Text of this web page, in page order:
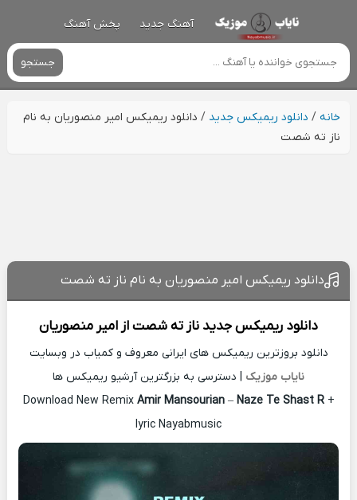
آهنگ جدید پخش آهنگ
جستجو
خانه/ دانلود ریمیکس جدید / دانلود ریمیکس امیر منصوریان به نام
ناز ته شصت
دانلود ریمیکس امیر منصوریان به نام ناز ته شصت
دانلود ریمیکس جدید ناز ته شصت ازامیر منصوریان
دانلود بروزترین ریمیکس های ایرانی معروف و کمیاب در وبسایت
نایاب موزیک | دسترسی به بزرگترین آرشیو ریمیکس ها
Download New Remix Amir Mansourian– Naze Te Shast R+
lyric Nayabmusic